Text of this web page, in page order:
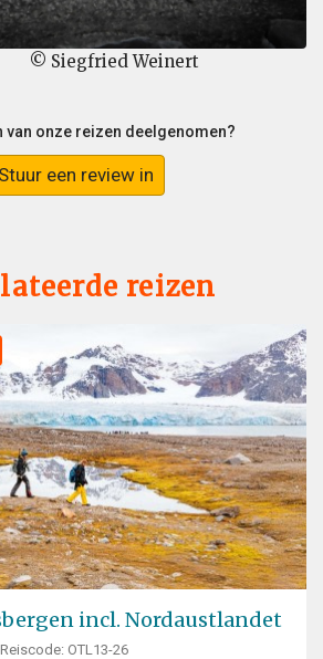
© Siegfried Weinert
van onze reizen deelgenomen?
Stuur een review in
reizen
incl. Nordaustlandet
Reiscode: OTL13-26